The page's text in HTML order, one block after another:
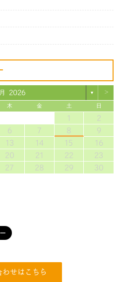
2026 ▼ >
木 金 土 日
1
2
6 7 8
9
13 14 15
16
20 21 22
23
27 28 29
30
わせはこちら